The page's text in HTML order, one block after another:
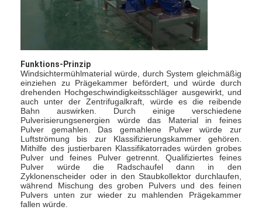
Startseite
Produkte
Funktions-Prinzip
Windsichtermühlmaterial würde, durch System gleichmäßig
einziehen zu Prägekammer befördert, und würde durch
drehenden Hochgeschwindigkeitsschläger ausgewirkt, und
auch unter der Zentrifugalkraft, würde es die reibende
Bahn auswirken. Durch einige verschiedene
Pulverisierungsenergien würde das Material in feines
Pulver gemahlen. Das gemahlene Pulver würde zur
Luftströmung bis zur Klassifizierungskammer gehören.
Mithilfe des justierbaren Klassifikatorrades würden grobes
Pulver und feines Pulver getrennt. Qualifiziertes feines
Pulver würde die Radschaufel dann in den
Zyklonenscheider oder in den Staubkollektor durchlaufen,
während Mischung des groben Pulvers und des feinen
Pulvers unten zur wieder zu mahlenden Prägekammer
fallen würde.